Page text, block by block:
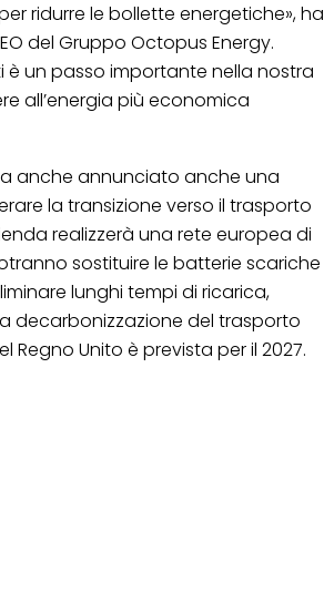
ridurre le bollette energetiche», ha
del Gruppo Octopus Energy.
è un passo importante nella nostra
all’energia più economica
anche annunciato anche una
la transizione verso il trasporto
realizzerà una rete europea di
sostituire le batterie scariche
lunghi tempi di ricarica,
decarbonizzazione del trasporto
Regno Unito è prevista per il 2027.